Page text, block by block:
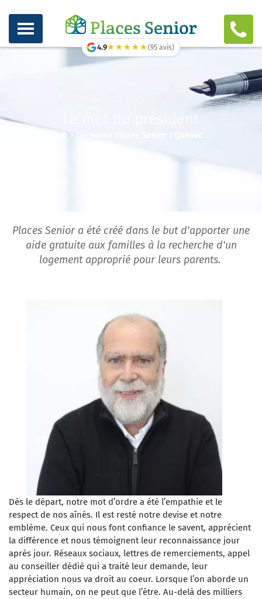
4.9★★★★★
★★★★★(95 avis)
Le mot du président
>
Places Senior a été créé dans le but d'apporter une
aide gratuite aux familles à la recherche d'un
logement approprié pour leurs parents.
Dès le départ, notre mot d’ordre a été l’empathie et le
respect de nos aînés. Il est resté notre devise et notre
emblème. Ceux qui nous font confiance le savent, apprécient
la différence et nous témoignent leur reconnaissance jour
après jour. Réseaux sociaux, lettres de remerciements, appel
au conseiller dédié qui a traité leur demande, leur
appréciation nous va droit au coeur. Lorsque l’on aborde un
secteur humain, on ne peut que l’être. Au-delà des milliers